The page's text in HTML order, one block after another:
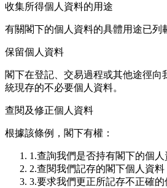
收集所得個人資料的用途
有關閣下的個⼈資料的具體⽤途已列
保留個人資料
閣下在登記、交易過程或其他途徑
統現存的不必要個⼈資料。
查閱及修正個人資料
根據該條例，閣下有權：
1.查詢我們是否持有閣下的個⼈
2.查閱我們記存的閣下個⼈資料
3.要求我們更正所記存不正確的